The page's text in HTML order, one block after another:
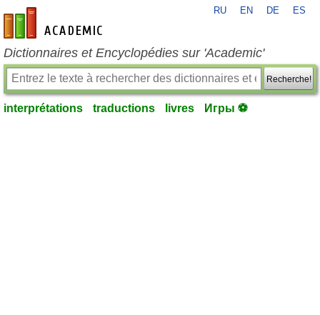
fr-academic.com
RU EN DE ES
Dictionnaires et Encyclopédies sur 'Academic'
Recherche!
interprétations traductions livres Игры ⚽